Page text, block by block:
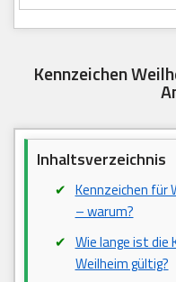
Kennzeichen
Inhaltsverzeichnis
Kennzeichen für
– warum?
Wie lange ist die
Weilheim gültig?